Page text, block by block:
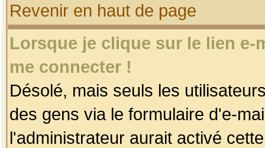
Revenir en haut de page
Lorsque je clique sur le lien
me connecter !
Désolé, mais seuls les
des gens via le formulaire d'e-
l'administrateur aurait activé